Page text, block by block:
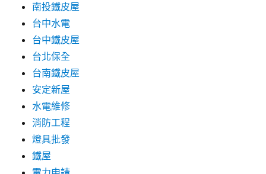
南投鐵皮屋
台中水電
台中鐵皮屋
台北保全
台南鐵皮屋
安定新屋
水電維修
消防工程
燈具批發
鐵屋